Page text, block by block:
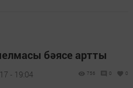
бәясе артты
- 19:04 756 0 0